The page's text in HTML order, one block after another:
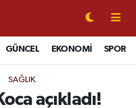
GÜNCEL EKONOMİ SPOR
SAĞLIK
açıkladı!
Nöbetçi Eczaneler
Hava Durumu